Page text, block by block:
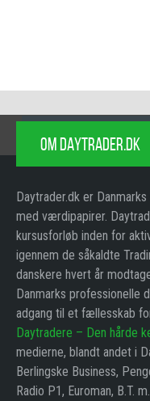
OM DAYTRADER.DK
Daytrader.dk er
med værdipapirer.
kursusforløb inden for
igennem de såkaldte
danskere hvert år
Danmarks professionelle
adgang til et fællesskab
Daytradere – Den hårde
medierne, blandt andet i
Berlingske Business,
Radio P1, Euroman, B.T.